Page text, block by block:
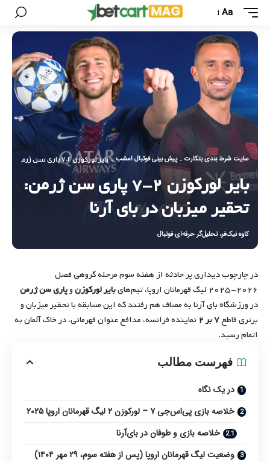
Aa
سایت شرط بندی بتکارت - پیش بینی فوتبال امشب - بایر لورکوزن ۲-۷ پاری سن ژرمن: تحقیر میزبان در بای آرنا
بایر لورکوزن ۲-۷ پاری سن ژرمن:
تحقیر میزبان در بای آرنا
کاوه نیک‌فر، تحلیل‌گر حرفه‌ای فوتبال
در چارچوب دیداری پر حادثه از هفته سوم مرحله گروهی فصل
۲۰۲۶-۲۰۲۵ لیگ قهرمانان اروپا، تیم‌های
بایر لورکوزنوپاری سن ژرمن
در ورزشگاه بای آرنا به مصاف هم رفتند که این مسابقه با تحقیر میزبان و
برتری قاطع۷ بر ۲
نماینده فرانسه، مدافع عنوان قهرمانی، در خاک آلمان به
اتمام رسید.
فهرست مطالب
در یک نگاه
خلاصه بازی پی‌اس‌جی ۷ – لورکوزن ۲ لیگ قهرمانان اروپا ۲۰۲۵
خلاصه بازی و طوفان در بای‌آرنا
وضعیت لیگ قهرمانان اروپا (پس از هفته سوم، ۲۹ مهر ۱۴۰۴)